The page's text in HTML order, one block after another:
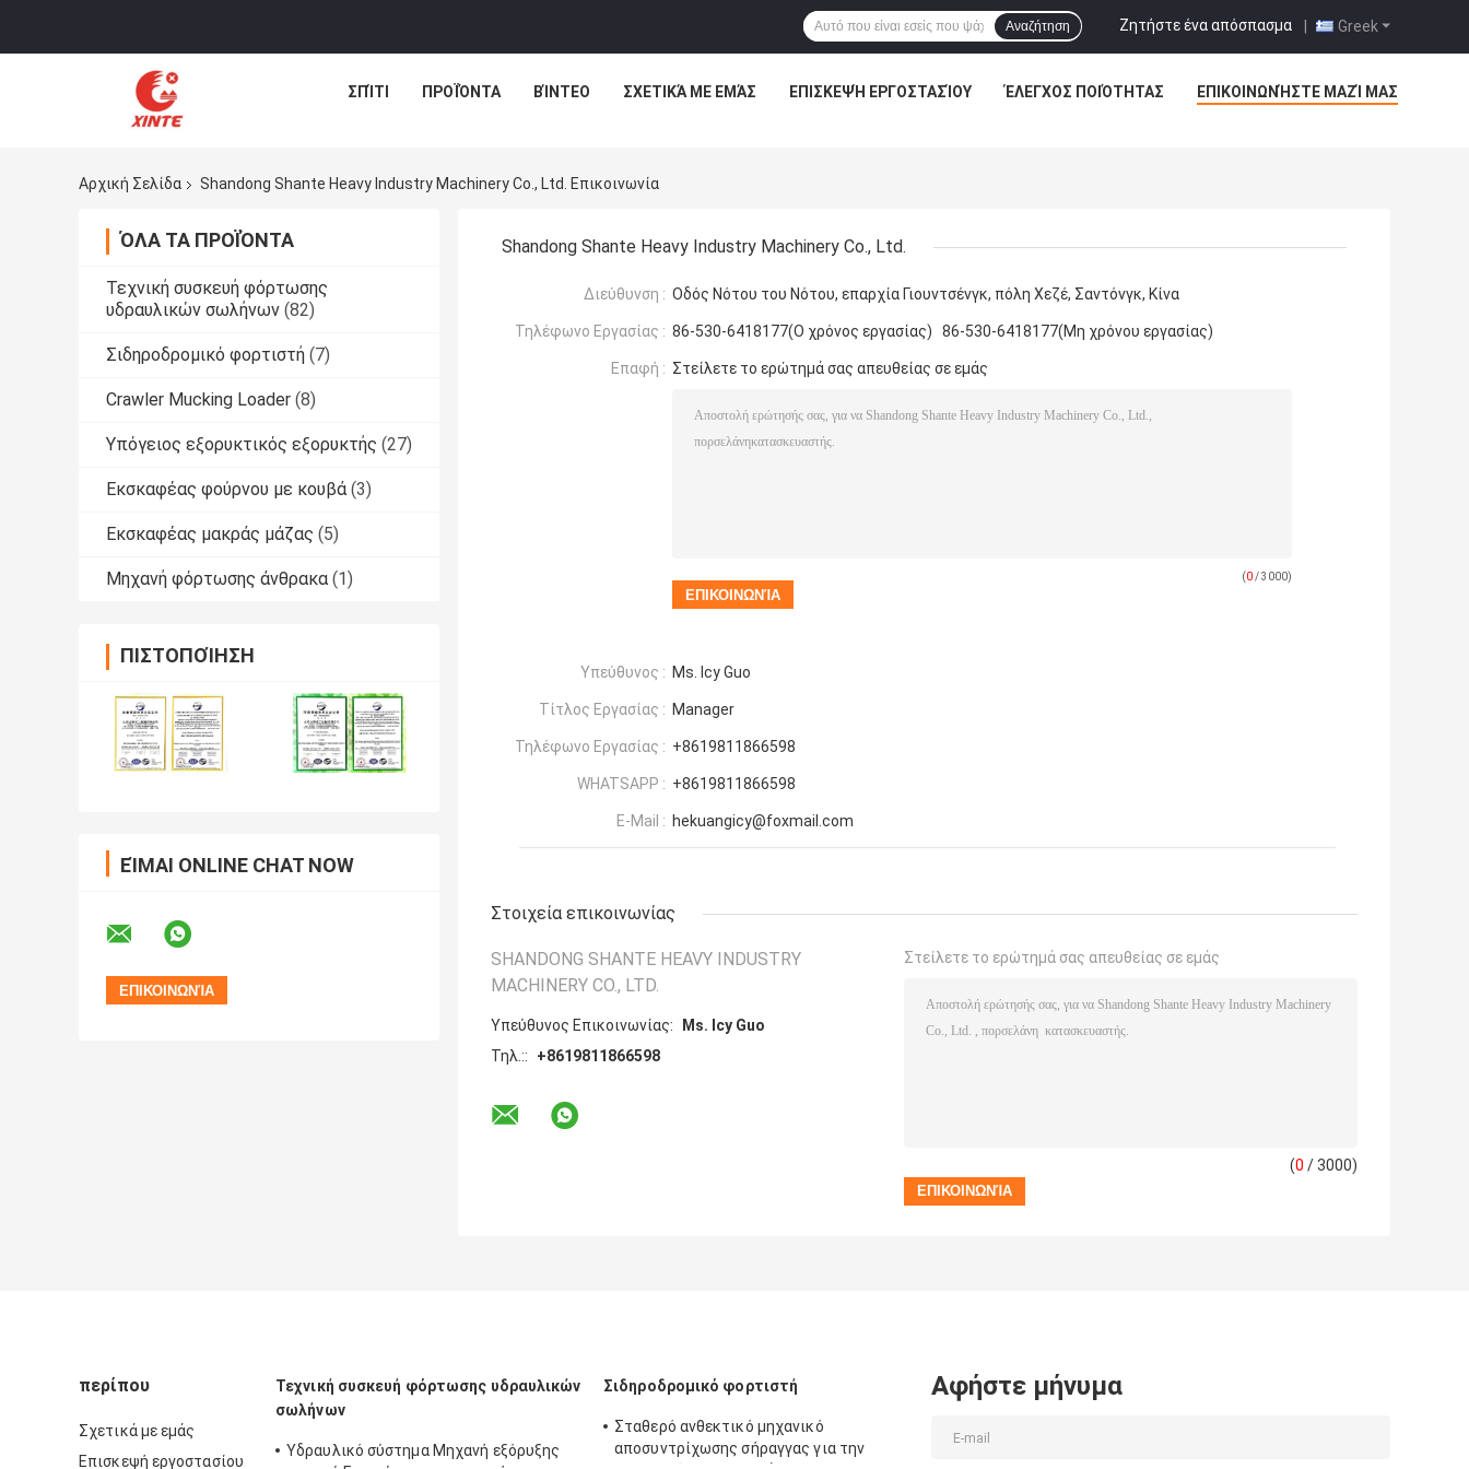
Greek
Ζητήστε ένα απόσπασμα |
Αναζήτηση
ΣΠΊΤΙ ΠΡΟΪΌΝΤΑ ΒΊΝΤΕΟ ΣΧΕΤΙΚΆ ΜΕ ΕΜΆΣ ΕΠΙΣΚΕΨΉ ΕΡΓΟΣΤΑΣΊΟΥ ΈΛΕΓΧΟΣ ΠΟΙΌΤΗΤΑΣ ΕΠΙΚΟΙΝΩΝΉΣΤΕ ΜΑΖΊ ΜΑΣ
Αρχική Σελίδα Shandong Shante Heavy Industry Machinery Co., Ltd. Επικοινωνία
ΌΛΑ ΤΑ ΠΡΟΪΌΝΤΑ
Τεχνική συσκευή φόρτωσης
υδραυλικών σωλήνων (82)
Σιδηροδρομικό φορτιστή (7)
Crawler Mucking Loader (8)
Υπόγειος εξορυκτικός εξορυκτής (27)
Εκσκαφέας φούρνου με κουβά (3)
Εκσκαφέας μακράς μάζας (5)
Μηχανή φόρτωσης άνθρακα (1)
ΠΙΣΤΟΠΟΊΗΣΗ
ΕΊΜΑΙ ONLINE CHAT NOW
Shandong Shante Heavy Industry Machinery Co., Ltd.
Διεύθυνση : Οδός Νότου του Νότου, επαρχία Γιουντσένγκ, πόλη Χεζέ, Σαντόνγκ, Κίνα
Τηλέφωνο Εργασίας : 86-530-6418177(Ο χρόνος εργασίας) 86-530-6418177(Μη χρόνου εργασίας)
Επαφή : Στείλετε το ερώτημά σας απευθείας σε εμάς
(0/ 3000)
Υπεύθυνος : Ms. Icy Guo
Τίτλος Εργασίας : Manager
Τηλέφωνο Εργασίας : +8619811866598
WHATSAPP : +8619811866598
E-Mail : hekuangicy@foxmail.com
Στοιχεία επικοινωνίας
SHANDONG SHANTE HEAVY INDUSTRY
MACHINERY CO., LTD.
Υπεύθυνος Επικοινωνίας:
Ms. Icy Guo
Τηλ.::
+8619811866598
Στείλετε το ερώτημά σας απευθείας σε εμάς
(0 / 3000)
περίπου
Σχετικά με εμάς
Επισκεψή εργοστασίου
Τεχνική συσκευή φόρτωσης υδραυλικών
σωλήνων
Υδραυλικό σύστημα Μηχανή εξόρυξης
Σιδηροδρομικό φορτιστή
Σταθερό ανθεκτικό μηχανικό
αποσυντρίχωσης σήραγγας για την
Αφήστε μήνυμα